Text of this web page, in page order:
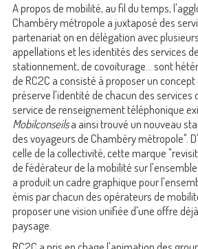
A propos de mobilité, au fil du temps,
Chambéry métropole a juxtaposé des
partenariat on en délégation avec
appellations et les identités des services
stationnement, de covoiturage... sont
de RC2C a consisté à proposer un
préserve l'identité de chacun des services
service de renseignement téléphonique
Mobilconseilsa ainsi trouvé un nouveau
des voyageurs de Chambéry métropole".
celle de la collectivité, cette marque
de fédérateur de la mobilité sur
a produit un cadre graphique pour
émis par chacun des opérateurs de
proposer une vision unifiée d'une offre
paysage.